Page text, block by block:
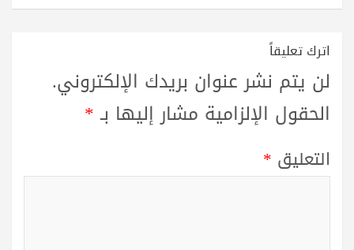
اترك تعليقاً
لن يتم نشر عنوان بريدك الإلكتروني.
الحقول الإلزامية مشار إليها بـ*
التعليق *